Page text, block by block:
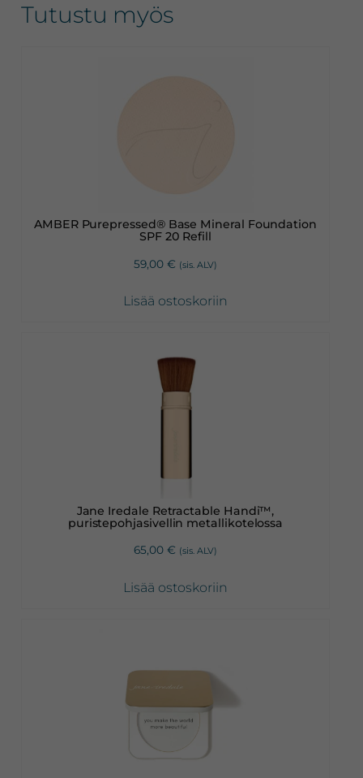
Tutustu myös
AMBER Purepressed® Base Mineral Foundation
SPF 20 Refill
59,00 € (sis. ALV)
Lisää ostoskoriin
Jane Iredale Retractable Handi™,
puristepohjasivellin metallikotelossa
65,00 € (sis. ALV)
Lisää ostoskoriin